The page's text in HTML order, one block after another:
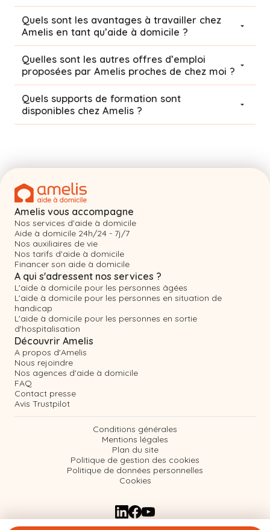
Quels sont les avantages à travailler chez
Amelis en tant qu’aide à domicile ?
Quelles sont les autres offres d’emploi
proposées par Amelis proches de chez moi ?
Quels supports de formation sont
disponibles chez Amelis ?
Amelis vous accompagne
Nos services d'aide à domicile
Aide à domicile 24h/24 - 7j/7
Nos auxiliaires de vie
Nos tarifs d'aide à domicile
Financer son aide à domicile
A qui s'adressent nos services ?
L'aide à domicile pour les personnes âgées
L'aide à domicile pour les personnes en situation de
handicap
L'aide à domicile pour les personnes en sortie
d'hospitalisation
Découvrir Amelis
A propos d'Amelis
Nous rejoindre
Nos agences d'aide à domicile
FAQ
Contact presse
Avis Trustpilot
Conditions générales
Mentions légales
Plan du site
Politique de gestion des cookies
Politique de données personnelles
Cookies